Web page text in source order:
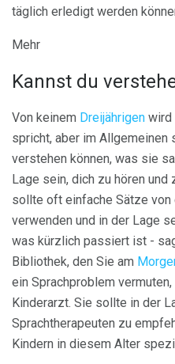
täglich erledigt werden
Mehr
Kannst du
Von keinem Dreijährigen wird
spricht, aber im Allgemeinen
verstehen können, was sie
Lage sein, dich zu hören
sollte oft einfache Sätze
verwenden und in der Lage
was kürzlich passiert ist -
Bibliothek, den Sie am
ein Sprachproblem
Kinderarzt. Sie sollte in der
Sprachtherapeuten zu
Kindern in diesem Alter